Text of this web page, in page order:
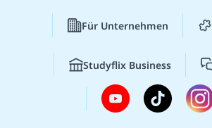
Für Unternehmen
Studyflix Business